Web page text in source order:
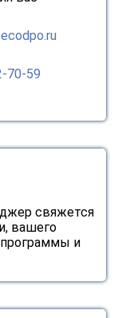
70-59
свяжется
вашего
программы и